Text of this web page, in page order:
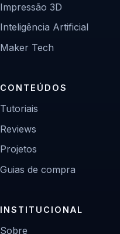
Impressão 3D
Inteligência Artificial
Maker Tech
CONTEÚDOS
Tutoriais
Reviews
Projetos
Guias de compra
INSTITUCIONAL
Sobre